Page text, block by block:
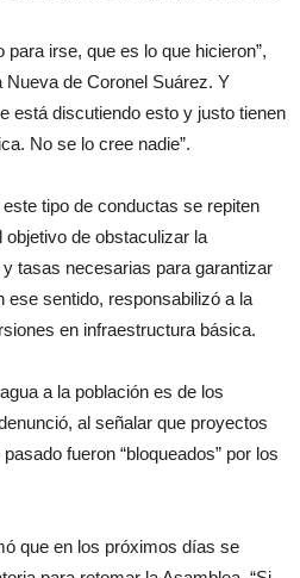
para irse, que es lo que hicieron”,
de Coronel Suárez. Y
está discutiendo esto y justo tienen
No se lo cree nadie”.
tipo de conductas se repiten
de obstaculizar la
tasas necesarias para garantizar
sentido, responsabilizó a la
en infraestructura básica.
a la población es de los
al señalar que proyectos
fueron “bloqueados” por los
que en los próximos días se